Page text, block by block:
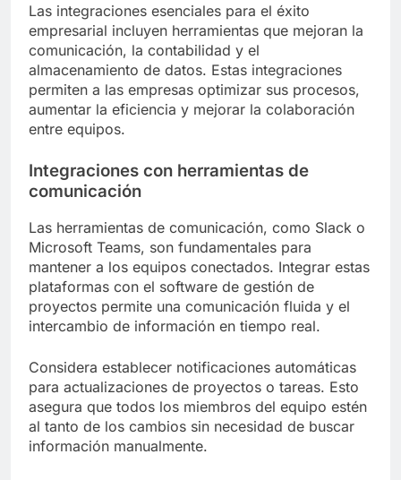
Las integraciones esenciales para el éxito
empresarial incluyen herramientas que mejoran la
comunicación, la contabilidad y el
almacenamiento de datos. Estas integraciones
permiten a las empresas optimizar sus procesos,
aumentar la eficiencia y mejorar la colaboración
entre equipos.
Integraciones con herramientas de
comunicación
Las herramientas de comunicación, como Slack o
Microsoft Teams, son fundamentales para
mantener a los equipos conectados. Integrar estas
plataformas con el software de gestión de
proyectos permite una comunicación fluida y el
intercambio de información en tiempo real.
Considera establecer notificaciones automáticas
para actualizaciones de proyectos o tareas. Esto
asegura que todos los miembros del equipo estén
al tanto de los cambios sin necesidad de buscar
información manualmente.